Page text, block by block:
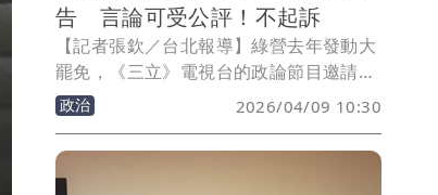
告 言論可受公評！不起訴
【記者張欽／台北報導】綠營去年發動大
罷免，《三立》電視台的政論節目邀請名
嘴許維智等人就罷免案評論，許維智則在
節目中指藍營立委徐巧芯「破格」，徐巧
芯認為許維智是在罵她，憤而控告許妨害
名譽，許則聲稱所謂的「破格」是「破格
政治 2026/04/09 10:30